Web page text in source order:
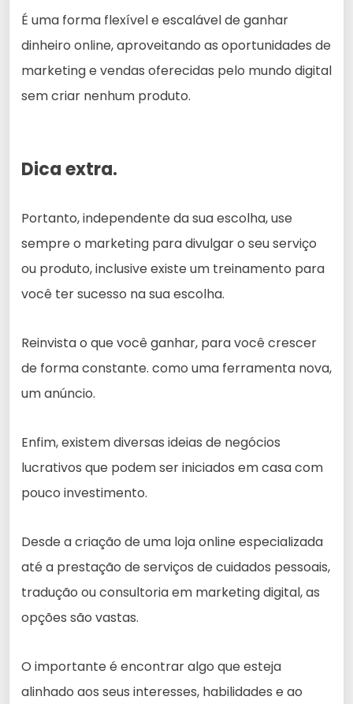
É uma forma flexível e escalável de ganhar
dinheiro online, aproveitando as oportunidades de
marketing e vendas oferecidas pelo mundo digital
sem criar nenhum produto.
Dica extra.
Portanto, independente da sua escolha, use
sempre o marketing para divulgar o seu serviço
ou produto, inclusive existe um treinamento para
você ter sucesso na sua escolha.
Reinvista o que você ganhar, para você crescer
de forma constante. como uma ferramenta nova,
um anúncio.
Enfim, existem diversas ideias de negócios
lucrativos que podem ser iniciados em casa com
pouco investimento.
Desde a criação de uma loja online especializada
até a prestação de serviços de cuidados pessoais,
tradução ou consultoria em marketing digital, as
opções são vastas.
O importante é encontrar algo que esteja
alinhado aos seus interesses, habilidades e ao